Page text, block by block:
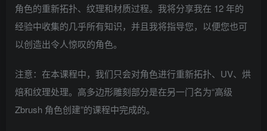
角色的重新拓扑、纹理和材质过程。我将分享我在 12 年的
经验中收集的几乎所有知识，并且我将指导您，以便您也可
以创造出令人惊叹的角色。
注意：在本课程中，我们只会对角色进行重新拓扑、UV、烘
焙和纹理处理。高多边形雕刻部分是在另一门名为“高级
Zbrush 角色创建”的课程中完成的。